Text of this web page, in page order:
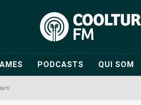
PODCASTS QUI SOM